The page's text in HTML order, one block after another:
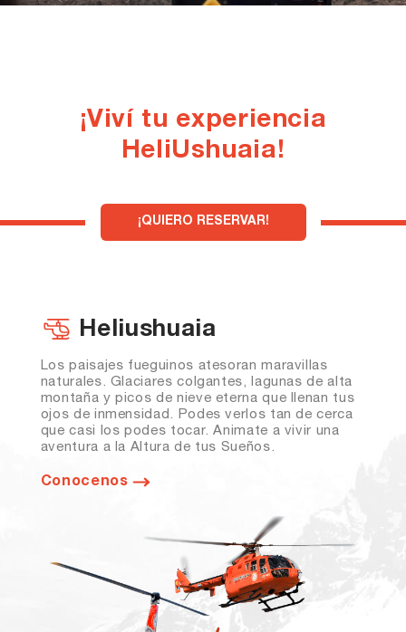
¡Viví tu experiencia
HeliUshuaia!
¡QUIERO RESERVAR!
Heliushuaia
Los paisajes fueguinos atesoran maravillas
naturales. Glaciares colgantes, lagunas de alta
montaña y picos de nieve eterna que llenan tus
ojos de inmensidad. Podes verlos tan de cerca
que casi los podes tocar. Animate a vivir una
aventura a la Altura de tus Sueños.
Conocenos